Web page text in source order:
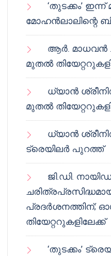
‘തുടക്കം’
മോഹൻലാലിന്റെ
ആർ. മാധവൻ
മുതൽ
ധ്യാൻ
മുതൽ
ധ്യാൻ
ട്രെയിലർ പുറത്ത്
ജി.ഡി.
പ്രദർശനത്തിന്;
തിയേറ്ററുകളിലേക്ക്
‘തുടക്കം’